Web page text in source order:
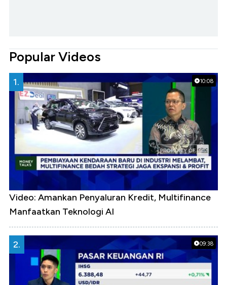
Popular Videos
10:08
1.
Video: Amankan Penyaluran Kredit, Multifinance
Manfaatkan Teknologi AI
09:38
2.